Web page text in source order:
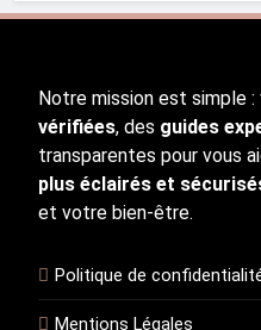
Notre mission est simple :
vérifiées, des guides
transparentes pour vous
plus éclairés et
et votre bien-être.
Politique de
Mentions Légales